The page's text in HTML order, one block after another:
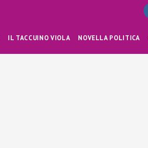
IL TACCUINO VIOLA NOVELLA POLITICA